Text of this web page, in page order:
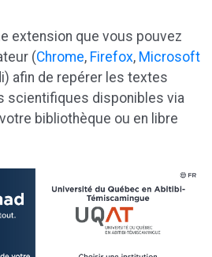
extension que vous pouvez
(Chrome, Firefox, Microsoft
afin de repérer les textes
scientifiques disponibles via
bibliothèque ou en libre